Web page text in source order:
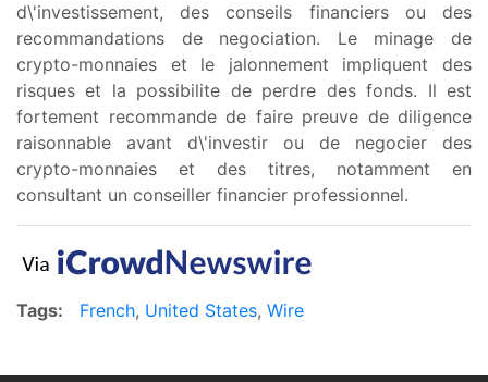
d\'investissement, des conseils financiers ou des
recommandations de negociation. Le minage de
crypto-monnaies et le jalonnement impliquent des
risques et la possibilite de perdre des fonds. Il est
fortement recommande de faire preuve de diligence
raisonnable avant d\'investir ou de negocier des
crypto-monnaies et des titres, notamment en
consultant un conseiller financier professionnel.
Tags: French, United States, Wire